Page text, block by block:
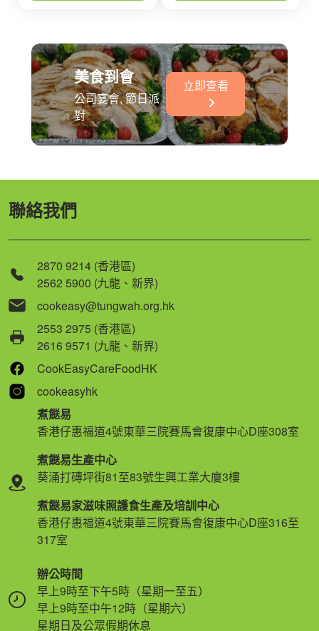
美食到會
公司宴會, 節日派
對
立即查看
聯絡我們
2870 9214 (香港區)
2562 5900 (九龍、新界)
cookeasy@tungwah.org.hk
2553 2975 (香港區)
2616 9571 (九龍、新界)
CookEasyCareFoodHK
cookeasyhk
煮餸易
香港仔惠福道4號東華三院賽馬會復康中心D座308室
煮餸易生產中心
葵涌打磚坪街81至83號生興工業大廈3樓
煮餸易家滋味照護食生產及培訓中心
香港仔惠福道4號東華三院賽馬會復康中心D座316至
317室
辦公時間
早上9時至下午5時（星期一至五）
早上9時至中午12時（星期六）
星期日及公眾假期休息